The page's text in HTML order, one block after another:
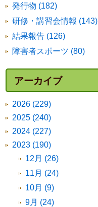
発行物 (182)
研修・講習会情報 (143)
結果報告 (126)
障害者スポーツ (80)
アーカイブ
2026 (229)
2025 (240)
2024 (227)
2023 (190)
12月 (26)
11月 (24)
10月 (9)
9月 (24)